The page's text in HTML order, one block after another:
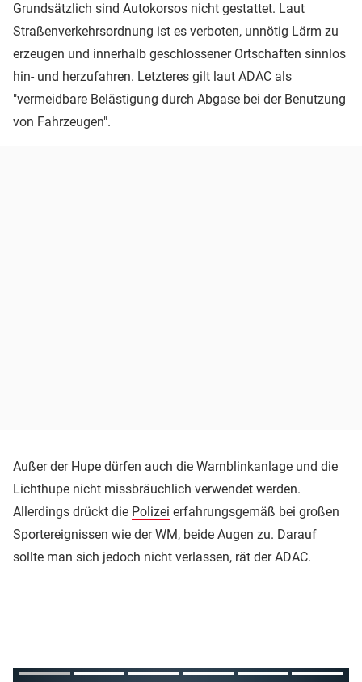
Grundsätzlich sind Autokorsos nicht gestattet. Laut
Straßenverkehrsordnung ist es verboten, unnötig Lärm zu
erzeugen und innerhalb geschlossener Ortschaften sinnlos
hin- und herzufahren. Letzteres gilt laut ADAC als
"vermeidbare Belästigung durch Abgase bei der Benutzung
von Fahrzeugen".
Außer der Hupe dürfen auch die Warnblinkanlage und die
Lichthupe nicht missbräuchlich verwendet werden.
Allerdings drückt die Polizei erfahrungsgemäß bei großen
Sportereignissen wie der WM, beide Augen zu. Darauf
sollte man sich jedoch nicht verlassen, rät der ADAC.